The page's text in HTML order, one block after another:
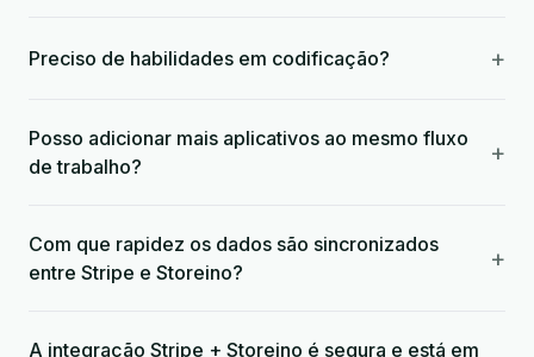
Preciso de habilidades em codificação? +
Posso adicionar mais aplicativos ao mesmo fluxo
de trabalho?
+
Com que rapidez os dados são sincronizados
entre Stripe e Storeino?
+
A integração Stripe + Storeino é segura e está em